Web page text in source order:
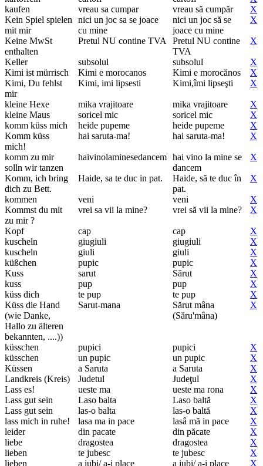
kaufen
vreau sa cumpar vreau să cumpăr
X
Kein Spiel spielen
mit mir
nici un joc sa se joace
cu mine
nici un joc să se
joace cu mine
X
Keine MwSt
enthalten
Pretul NU contine TVA
Pretul NU contine
TVA
X
Keller subsolul subsolul
X
Kimi ist mürrisch
Kimi e morocanos Kimi e morocănos
X
Kimi, Du fehlst
mir
Kimi, imi lipsesti Kimi,îmi lipseşti X
kleine Hexe mika vrajitoare mika vrajitoare
X
kleine Maus
soricel mic soricel mic
X
komm küss mich
heide pupeme heide pupeme
X
Komm küss
mich!
hai saruta-ma! hai saruta-ma! X
komm zu mir
solln wir tanzen
haivinolaminesedancem hai vino la mine se
dancem
X
Komm, ich bring
dich zu Bett.
Haide, sa te duc in pat.
Haide, să te duc în
pat.
X
kommen veni veni
X
Kommst du mit
zu mir ?
vrei sa vii la mine? vrei să vii la mine? X
Kopf cap cap
X
kuscheln
giugiuli giugiuli
X
kuscheln
giuli giuli
X
küßchen
pupic pupic
X
Kuss
sarut Sărut
X
kuss
pup pup
X
küss dich
te pup te pup
X
Küss die Hand
(wie Danke,
Hallo zu älteren
bekannten, ....))
Sarut-mana
Sărut mâna
(Săru'mâna)
X
küsschen pupici pupici
X
küsschen
un pupic un pupic
X
Küssen
a Saruta a Saruta
X
Landkreis (Kreis)
Judetul Judeţul
X
Lass es!
ueste ma ueste ma rona
X
Lass gut sein
Laso balta Laso baltă
X
Lass gut sein
las-o balta las-o baltă
X
lass mich in ruhe!
lasa ma in pace lasâ mă in pace
X
leider
din pacate din păcate
X
liebe
dragostea dragostea
X
lieben
te jubesc te jubesc
X
lieben
a iubi/ a-i place a iubi/ a-i place
X